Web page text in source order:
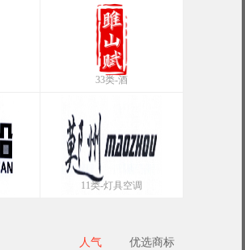
33类-酒
11类-灯具空调
人气 优选商标